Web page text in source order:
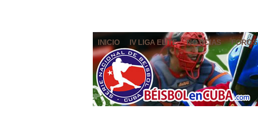
INICIO IV LIGA ELITE NOTICIAS FOROS